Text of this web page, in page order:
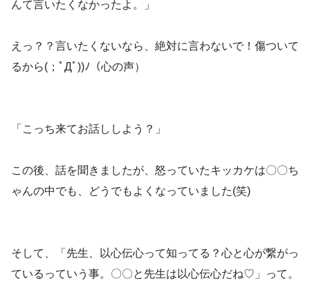
んて言いたくなかったよ。」
えっ？？言いたくないなら、絶対に言わないで！傷ついて
るから(；ﾟДﾟ))ﾉ（心の声）
「こっち来てお話ししよう？」
この後、話を聞きましたが、怒っていたキッカケは〇〇ち
ゃんの中でも、どうでもよくなっていました(笑)
そして、「先生、以心伝心って知ってる？心と心が繋がっ
ているっていう事。〇〇と先生は以心伝心だね♡」って。